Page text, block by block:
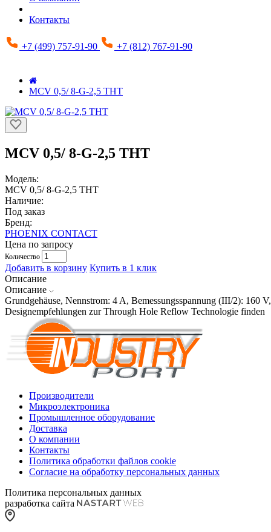
Контакты
+7 (499) 757-91-90 +7 (812) 767-91-90
MCV 0,5/ 8-G-2,5 THT
MCV 0,5/ 8-G-2,5 THT
Модель:
MCV 0,5/ 8-G-2,5 THT
Наличие:
Под заказ
Бренд:
PHOENIX CONTACT
Цена по запросу
Количество
Добавить в корзину Купить в 1 клик
Описание
Описание
Grundgehäuse, Nennstrom: 4 A, Bemessungsspannung (III/2):
Designempfehlungen zur Through Hole Reflow Technologie finden
Производители
Микроэлектроника
Промышленное оборудование
Доставка
О компании
Контакты
Политика обработки файлов cookie
Согласие на обработку персональных данных
Политика персональных данных
разработка сайта